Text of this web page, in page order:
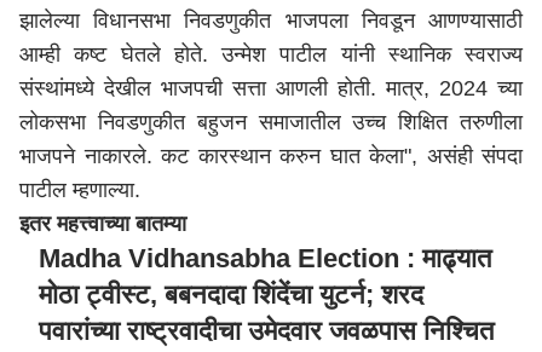
झालेल्या विधानसभा निवडणुकीत भाजपला निवडून आणण्यासाठी
आम्ही कष्ट घेतले होते. उन्मेश पाटील यांनी स्थानिक स्वराज्य
संस्थांमध्ये देखील भाजपची सत्ता आणली होती. मात्र, 2024 च्या
लोकसभा निवडणुकीत बहुजन समाजातील उच्च शिक्षित तरुणीला
भाजपने नाकारले. कट कारस्थान करुन घात केला", असंही संपदा
पाटील म्हणाल्या.
इतर महत्त्वाच्या बातम्या
Madha Vidhansabha Election : माढ्यात
मोठा ट्वीस्ट, बबनदादा शिंदेंचा युटर्न; शरद
पवारांच्या राष्ट्रवादीचा उमेदवार जवळपास निश्चित